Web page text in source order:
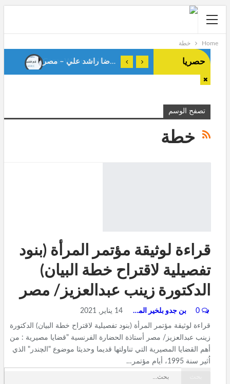
Home خطة
حصريا Gaza: Where Faith Shapes True Men.Anes Stiti-Algeria-
تصفح الوسم
خطة
قراءة لوثيقة مؤتمر المرأة (بنود
تفصيلية لاقتراح خطة البيان)
الدكتورة زينب عبدالعزيز/ مصر
بن جدو بلخير المشرف العام 14 يناير, 2021
قراءة لوثيقة مؤتمر المرأة (بنود تفصيلية لاقتراح خطة البيان) الدكتورة
زينب عبدالعزيز/ مصر أستاذة الحضارة الفرنسية "قضايا مصيرية : من
أهم القضايا المصيرية التي تناولتها قديما وحديثا موضوع "الچندر" الذي
اُثير سنة 1995، أيام مؤتمر…